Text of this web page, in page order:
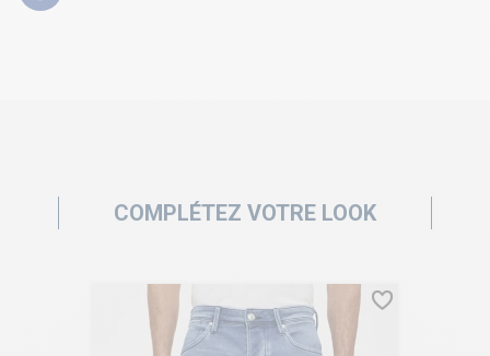
COMPLÉTEZ VOTRE LOOK